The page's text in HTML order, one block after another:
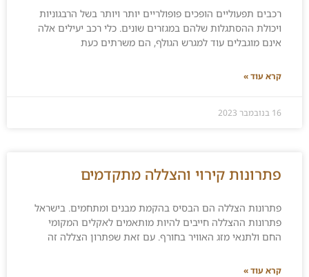
רכבים תפעוליים הופכים פופולריים יותר ויותר בשל הרבגוניות
ויכולת ההסתגלות שלהם במגזרים שונים. כלי רכב יעילים אלה
אינם מוגבלים עוד למגרש הגולף, הם משרתים כעת
קרא עוד »
16 בנובמבר 2023
פתרונות קירוי והצללה מתקדמים
פתרונות הצללה הם הבסיס בהקמת מבנים ומתחמים. בישראל
פתרונות ההצללה חייבים להיות מותאמים לאקלים המקומי
החם ולתנאי מזג האוויר בחורף. עם זאת שפתרון הצללה זה
קרא עוד »